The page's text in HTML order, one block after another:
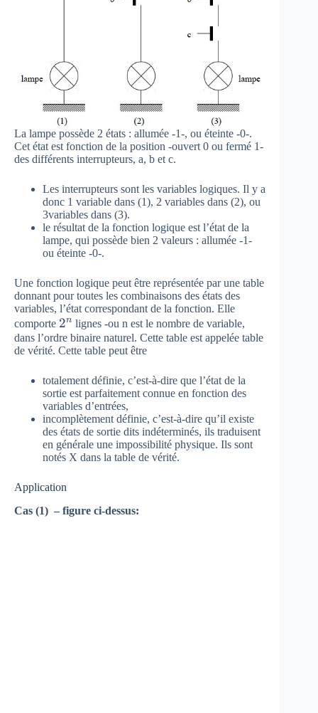
La lampe possède 2 états : allumée -1-, ou éteinte -0-.
Cet état est fonction de la position -ouvert 0 ou fermé 1-
des différents interrupteurs, a, b et c.
Les interrupteurs sont les variables logiques. Il y a
donc 1 variable dans (1), 2 variables dans (2), ou
3variables dans (3).
le résultat de la fonction logique est l’état de la
lampe, qui possède bien 2 valeurs : allumée -1-
ou éteinte -0-.
Une fonction logique peut être représentée par une table
donnant pour toutes les combinaisons des états des
variables, l’état correspondant de la fonction. Elle
comporte { 2
}^{
n }
2n lignes -ou n est le nombre de variable,
dans l’ordre binaire naturel. Cette table est appelée table
de vérité. Cette table peut être
totalement définie, c’est-à-dire que l’état de la
sortie est parfaitement connue en fonction des
variables d’entrées,
incomplètement définie, c’est-à-dire qu’il existe
des états de sortie dits indéterminés, ils traduisent
en générale une impossibilité physique. Ils sont
notés X dans la table de vérité.
Application
Cas (1) – figure ci-dessus: